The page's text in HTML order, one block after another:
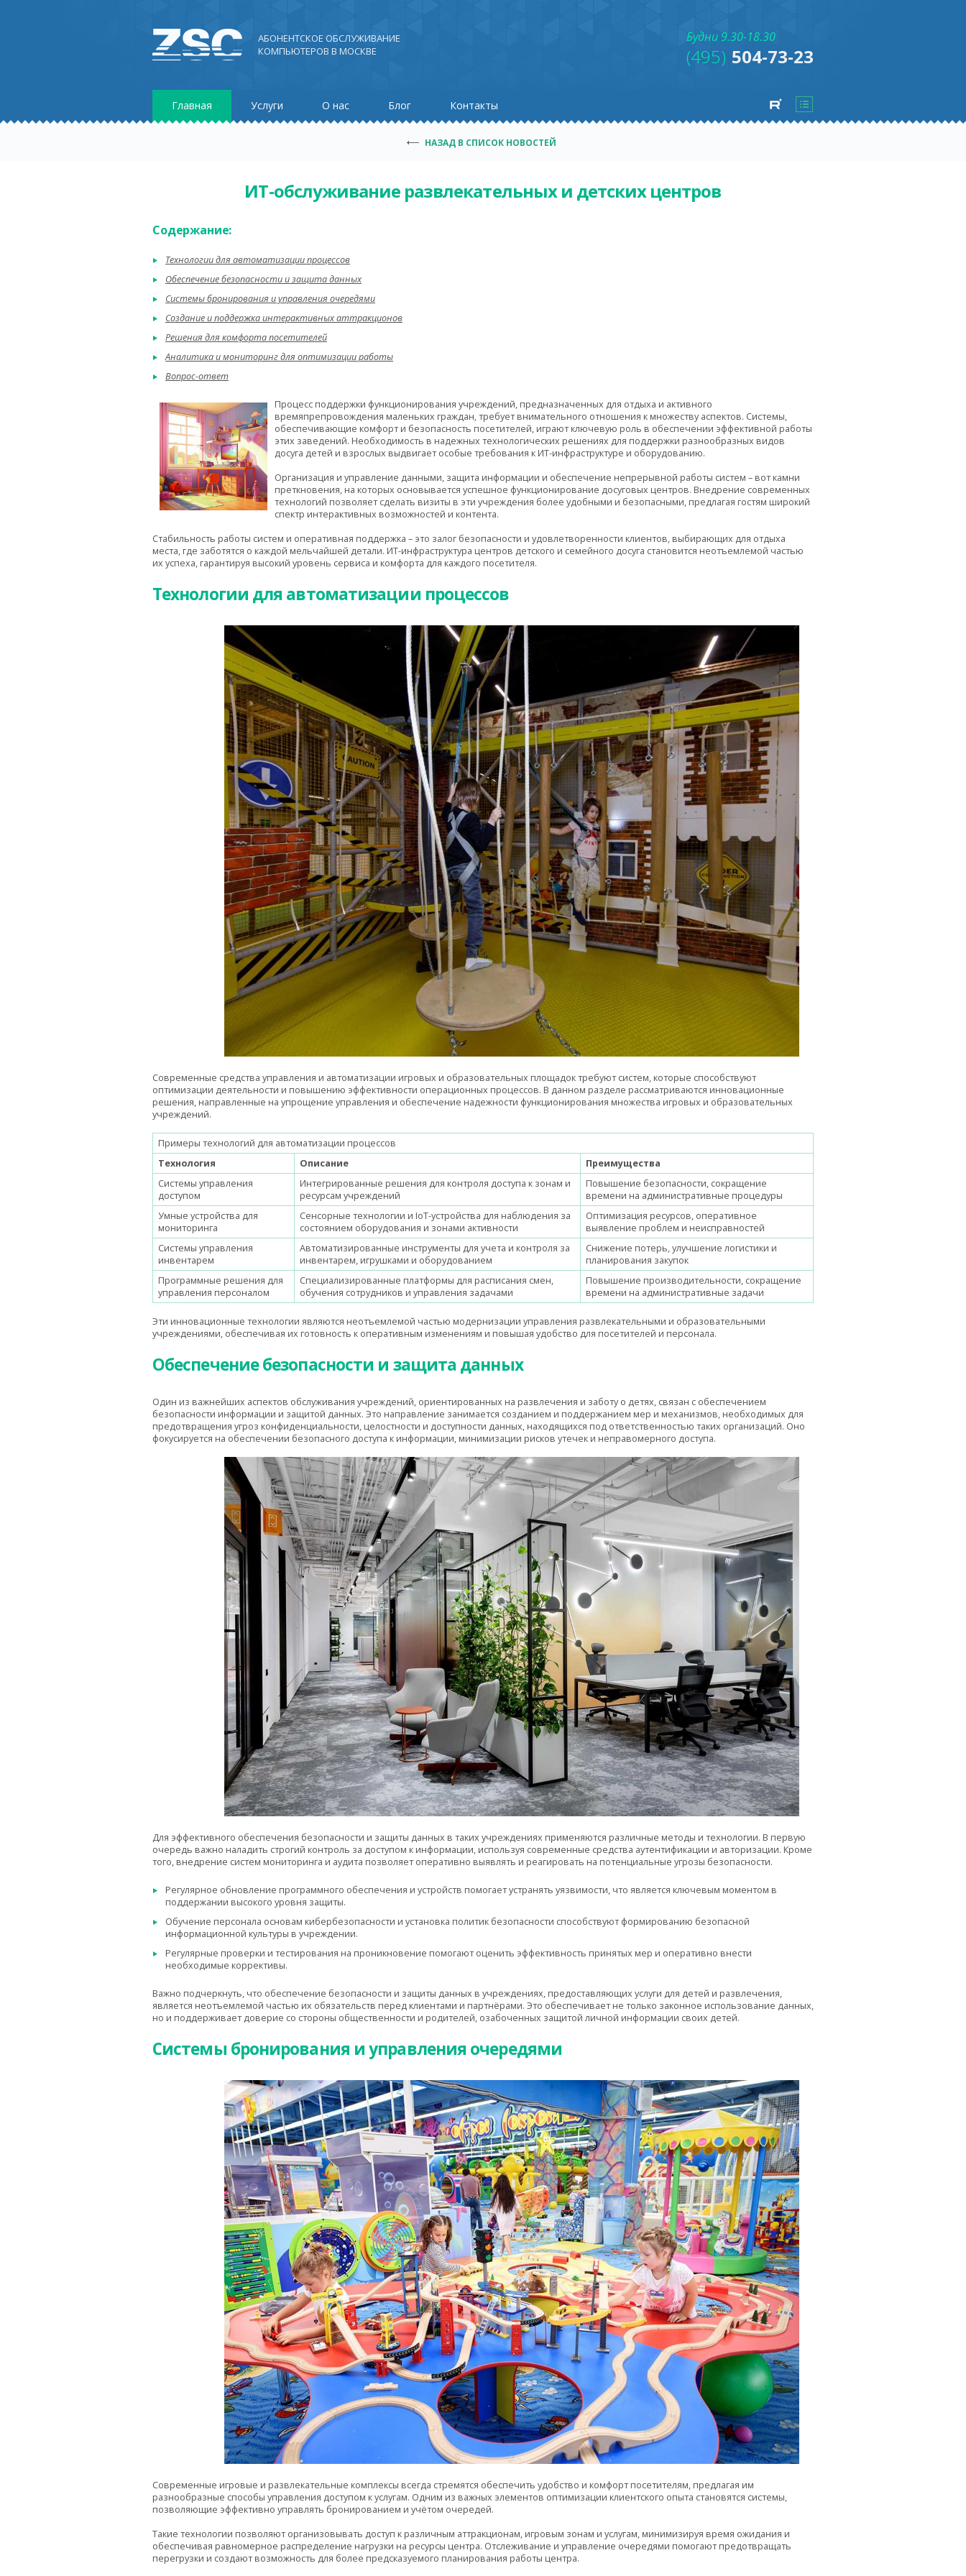
АБОНЕНТСКОЕ ОБСЛУЖИВАНИЕ
КОМПЬЮТЕРОВ В МОСКВЕ
Будни 9.30-18.30
(495) 504-73-23
Главная Услуги О нас Блог Контакты
НАЗАД В СПИСОК НОВОСТЕЙ
ИТ-обслуживание развлекательных и детских центров
Содержание:
Технологии для автоматизации процессов
Обеспечение безопасности и защита данных
Системы бронирования и управления очередями
Создание и поддержка интерактивных аттракционов
Решения для комфорта посетителей
Аналитика и мониторинг для оптимизации работы
Вопрос-ответ
Процесс поддержки функционирования учреждений, предназначенных для отдыха и активного
времяпрепровождения маленьких граждан, требует внимательного отношения к множеству аспектов. Системы,
обеспечивающие комфорт и безопасность посетителей, играют ключевую роль в обеспечении эффективной работы
этих заведений. Необходимость в надежных технологических решениях для поддержки разнообразных видов
досуга детей и взрослых выдвигает особые требования к ИТ-инфраструктуре и оборудованию.
Организация и управление данными, защита информации и обеспечение непрерывной работы систем – вот камни
преткновения, на которых основывается успешное функционирование досуговых центров. Внедрение современных
технологий позволяет сделать визиты в эти учреждения более удобными и безопасными, предлагая гостям широкий
спектр интерактивных возможностей и контента.
Стабильность работы систем и оперативная поддержка – это залог безопасности и удовлетворенности клиентов, выбирающих для отдыха
места, где заботятся о каждой мельчайшей детали. ИТ-инфраструктура центров детского и семейного досуга становится неотъемлемой частью
их успеха, гарантируя высокий уровень сервиса и комфорта для каждого посетителя.
Технологии для автоматизации процессов
Современные средства управления и автоматизации игровых и образовательных площадок требуют систем, которые способствуют
оптимизации деятельности и повышению эффективности операционных процессов. В данном разделе рассматриваются инновационные
решения, направленные на упрощение управления и обеспечение надежности функционирования множества игровых и образовательных
учреждений.
Примеры технологий для автоматизации процессов
Технология
Описание
Преимущества
Системы управления
доступом
Интегрированные решения для контроля доступа к зонам и
ресурсам учреждений
Повышение безопасности, сокращение
времени на административные процедуры
Умные устройства для
мониторинга
Сенсорные технологии и IoT-устройства для наблюдения за
состоянием оборудования и зонами активности
Оптимизация ресурсов, оперативное
выявление проблем и неисправностей
Системы управления
инвентарем
Автоматизированные инструменты для учета и контроля за
инвентарем, игрушками и оборудованием
Снижение потерь, улучшение логистики и
планирования закупок
Программные решения для
управления персоналом
Специализированные платформы для расписания смен,
обучения сотрудников и управления задачами
Повышение производительности, сокращение
времени на административные задачи
Эти инновационные технологии являются неотъемлемой частью модернизации управления развлекательными и образовательными
учреждениями, обеспечивая их готовность к оперативным изменениям и повышая удобство для посетителей и персонала.
Обеспечение безопасности и защита данных
Один из важнейших аспектов обслуживания учреждений, ориентированных на развлечения и заботу о детях, связан с обеспечением
безопасности информации и защитой данных. Это направление занимается созданием и поддержанием мер и механизмов, необходимых для
предотвращения угроз конфиденциальности, целостности и доступности данных, находящихся под ответственностью таких организаций. Оно
фокусируется на обеспечении безопасного доступа к информации, минимизации рисков утечек и неправомерного доступа.
Для эффективного обеспечения безопасности и защиты данных в таких учреждениях применяются различные методы и технологии. В первую
очередь важно наладить строгий контроль за доступом к информации, используя современные средства аутентификации и авторизации. Кроме
того, внедрение систем мониторинга и аудита позволяет оперативно выявлять и реагировать на потенциальные угрозы безопасности.
Регулярное обновление программного обеспечения и устройств помогает устранять уязвимости, что является ключевым моментом в
поддержании высокого уровня защиты.
Обучение персонала основам кибербезопасности и установка политик безопасности способствуют формированию безопасной
информационной культуры в учреждении.
Регулярные проверки и тестирования на проникновение помогают оценить эффективность принятых мер и оперативно внести
необходимые коррективы.
Важно подчеркнуть, что обеспечение безопасности и защиты данных в учреждениях, предоставляющих услуги для детей и развлечения,
является неотъемлемой частью их обязательств перед клиентами и партнёрами. Это обеспечивает не только законное использование данных,
но и поддерживает доверие со стороны общественности и родителей, озабоченных защитой личной информации своих детей.
Системы бронирования и управления очередями
Современные игровые и развлекательные комплексы всегда стремятся обеспечить удобство и комфорт посетителям, предлагая им
разнообразные способы управления доступом к услугам. Одним из важных элементов оптимизации клиентского опыта становятся системы,
позволяющие эффективно управлять бронированием и учётом очередей.
Такие технологии позволяют организовывать доступ к различным аттракционам, игровым зонам и услугам, минимизируя время ожидания и
обеспечивая равномерное распределение нагрузки на ресурсы центра. Отслеживание и управление очередями помогают предотвращать
перегрузки и создают возможность для более предсказуемого планирования работы центра.